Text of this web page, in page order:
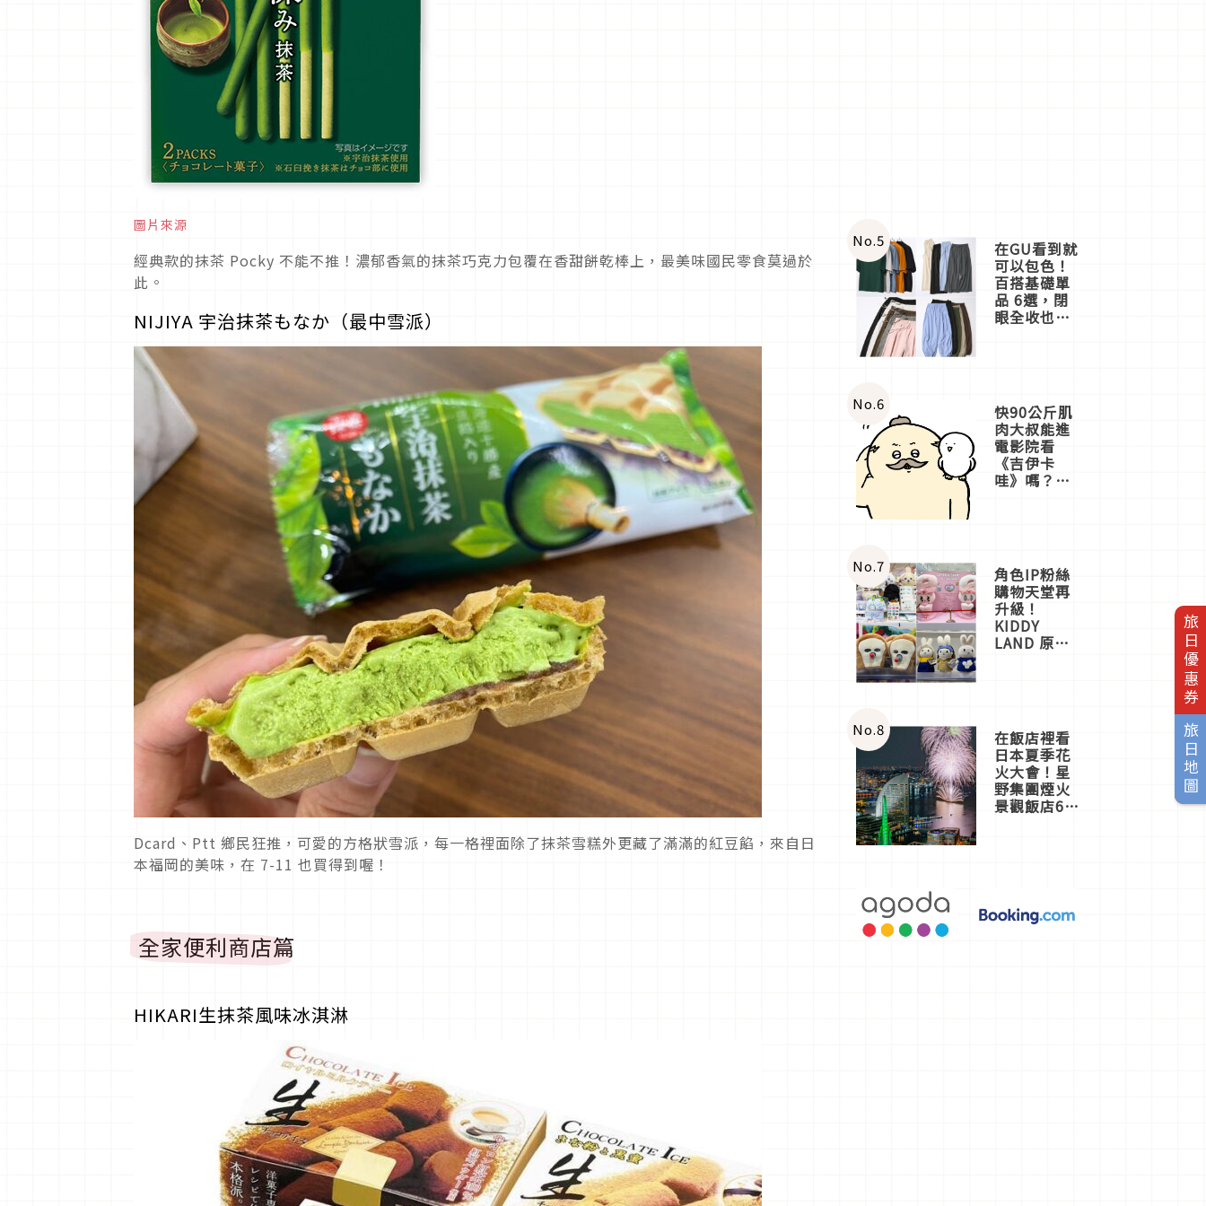
旅日優惠券
旅日地圖
圖片來源
經典款的抹茶 Pocky 不能不推！濃郁香氣的抹茶巧克力包覆在香甜餅乾棒上，最美味國民零食莫過於
此。
NIJIYA 宇治抹茶もなか（最中雪派）
Dcard、Ptt 鄉民狂推，可愛的方格狀雪派，每一格裡面除了抹茶雪糕外更藏了滿滿的紅豆餡，來自日
本福岡的美味，在 7-11 也買得到喔！
全家便利商店篇
HIKARI生抹茶風味冰淇淋
No.5 在GU看到就
可以包色！
百搭基礎單
品 6選，閉
眼全收也不
No.6 快90公斤肌
肉大叔能進
電影院看
《吉伊卡
哇》嗎？日
一同給出了
答案
No.7 角色IP粉絲
購物天堂再
升級！
KIDDY
LAND 原宿
店3分即達
No.8 在飯店裡看
日本夏季花
火大會！星
野集團煙火
景觀飯店6